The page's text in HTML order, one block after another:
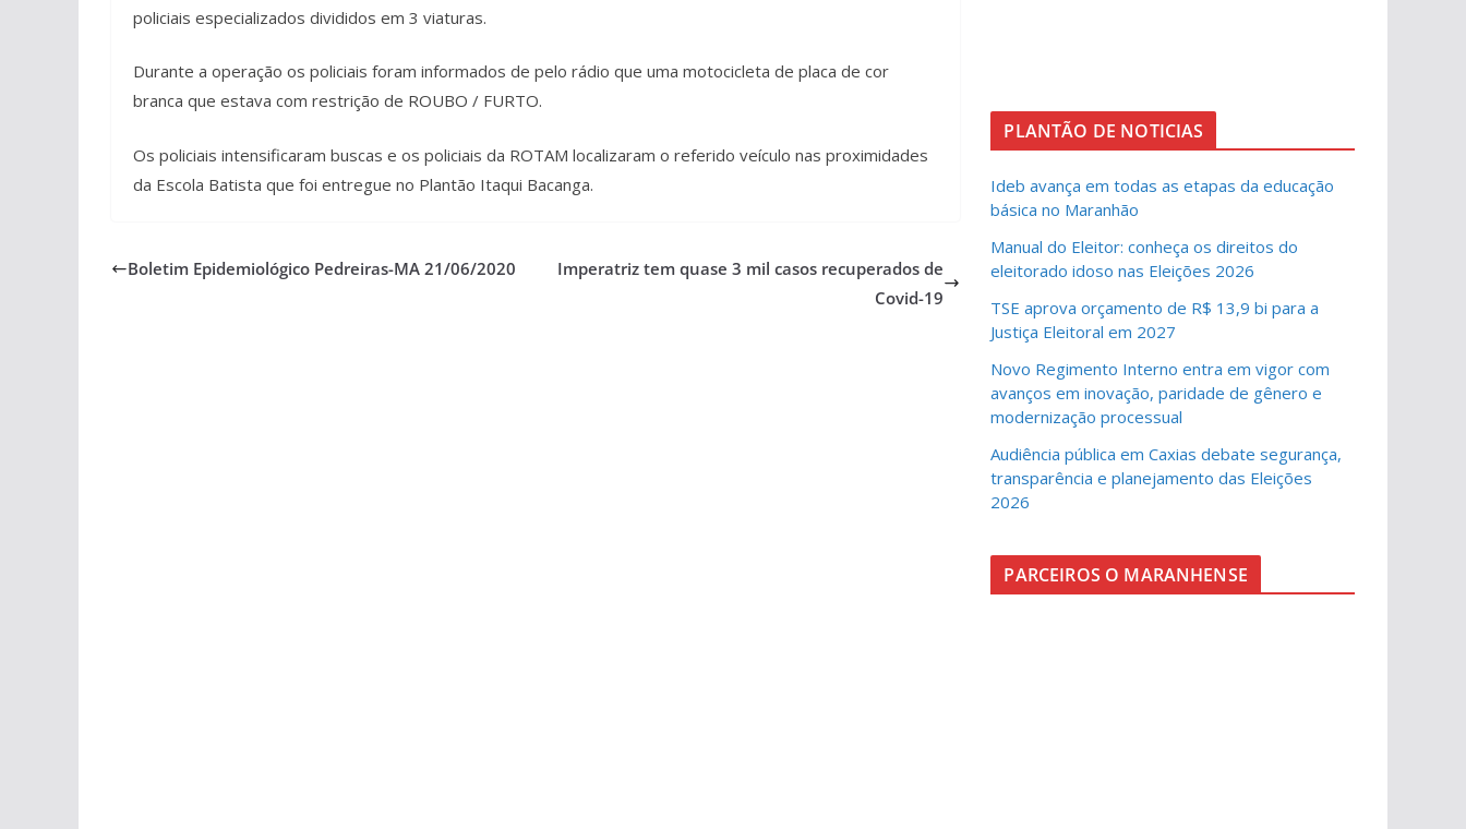
policiais especializados divididos em 3 viaturas.
Durante a operação os policiais foram informados de pelo rádio que uma motocicleta de placa de cor
branca que estava com restrição de ROUBO / FURTO.
Os policiais intensificaram buscas e os policiais da ROTAM localizaram o referido veículo nas proximidades
da Escola Batista que foi entregue no Plantão Itaqui Bacanga.
Boletim Epidemiológico Pedreiras-MA 21/06/2020
Imperatriz tem quase 3 mil casos recuperados de
Covid-19
PLANTÃO DE NOTICIAS
Ideb avança em todas as etapas da educação
básica no Maranhão
Manual do Eleitor: conheça os direitos do
eleitorado idoso nas Eleições 2026
TSE aprova orçamento de R$ 13,9 bi para a
Justiça Eleitoral em 2027
Novo Regimento Interno entra em vigor com
avanços em inovação, paridade de gênero e
modernização processual
Audiência pública em Caxias debate segurança,
transparência e planejamento das Eleições
2026
PARCEIROS O MARANHENSE